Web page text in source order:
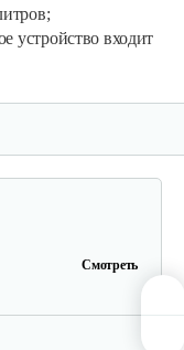
устройство входит
Смотреть